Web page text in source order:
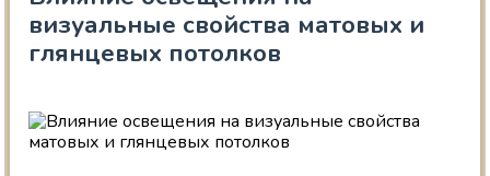
визуальные свойства матовых и
глянцевых потолков